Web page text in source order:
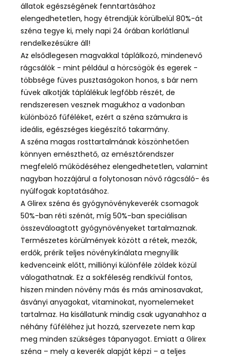
állatok egészségének fenntartásához
elengedhetetlen, hogy étrendjük körülbelül 80%-át
széna tegye ki, mely napi 24 órában korlátlanul
rendelkezésükre áll!
Az elsődlegesen magvakkal táplálkozó, mindenevő
rágcsálók - mint például a hörcsögök és egerek -
többsége füves pusztaságokon honos, s bár nem
füvek alkotják táplálékuk legfőbb részét, de
rendszeresen vesznek magukhoz a vadonban
különböző fűféléket, ezért a széna számukra is
ideális, egészséges kiegészítő takarmány.
A széna magas rosttartalmának köszönhetően
könnyen emészthető, az emésztőrendszer
megfelelő működéséhez elengedhetetlen, valamint
nagyban hozzájárul a folytonosan növő rágcsáló- és
nyúlfogak koptatásához.
A Glirex széna és gyógynövénykeverék csomagok
50%-ban réti szénát, míg 50%-ban speciálisan
összeváloagtott gyógynövényeket tartalmaznak.
Természetes körülmények között a rétek, mezők,
erdők, prérik teljes növénykínálata megnyílik
kedvenceink előtt, milliónyi különféle zöldek közül
válogathatnak. Ez a sokféleség rendkívül fontos,
hiszen minden növény más és más aminosavakat,
ásványi anyagokat, vitaminokat, nyomelemeket
tartalmaz. Ha kisállatunk mindig csak ugyanahhoz a
néhány fűféléhez jut hozzá, szervezete nem kap
meg minden szükséges tápanyagot. Emiatt a Glirex
széna – mely a keverék alapját képzi – a teljes